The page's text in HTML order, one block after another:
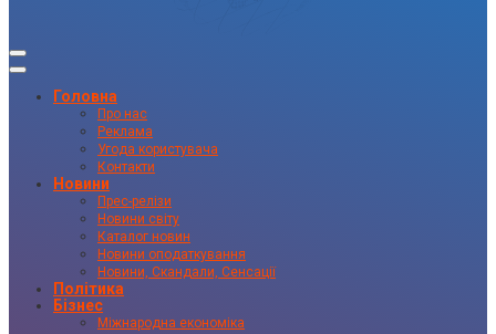
Головна
Про нас
Реклама
Угода користувача
Контакти
Новини
Прес-релізи
Новини світу
Каталог новин
Новини оподаткування
Новини, Скандали, Сенсації
Політика
Бізнес
Міжнародна економіка